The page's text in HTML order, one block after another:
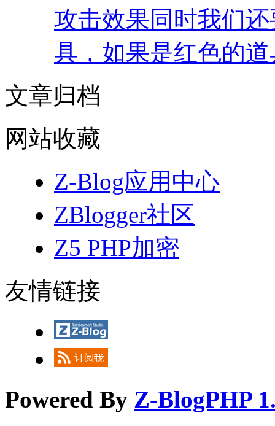
攻击效果同时我们
具，如果是红色的
文章归档
网站收藏
Z-Blog应用中心
ZBlogger社区
Z5 PHP加密
友情链接
Powered By Z-BlogPHP